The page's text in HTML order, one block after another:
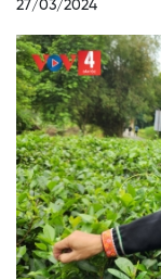
27/03/2024